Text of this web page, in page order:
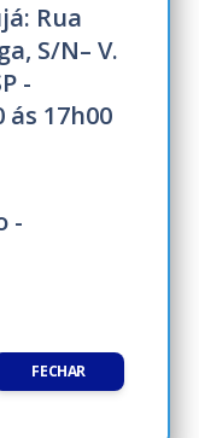
Rua
S/N– V.
-
17h00
-
FECHAR